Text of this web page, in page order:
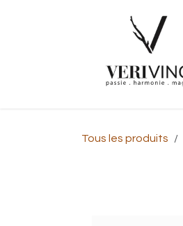
Tous les produits